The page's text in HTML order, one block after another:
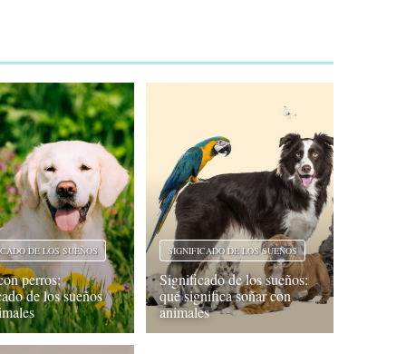
DE LOS SUEÑOS
perros:
de los sueños
SIGNIFICADO DE LOS SUEÑOS
Significado de los sueños:
qué significa soñar con
animales